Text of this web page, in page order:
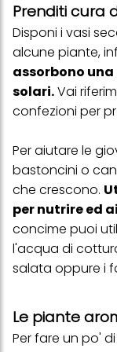
Prenditi cura
Disponi i vasi
alcune piante,
assorbono
solari.Vai
confezioni per
Per aiutare le
bastoncini o
che crescono.
per nutrire ed
concime puoi
l'acqua di
salata oppure i
Le piante
Per fare un po'
con dati ottenuti da
profili per scopi di
visualizzare
(basati, ad
web e altri media
alla tua famiglia,
delle campagne
Puoi trovare
di pagina (Sezione
simili"). Puoi
effetto per il futuro
sezione
ulteriori
particolare sul loro
informazioni
clic su "modifica" di
Se fai clic su
trattamento dei
personali per tutte
verranno utilizzati
questo sito web.